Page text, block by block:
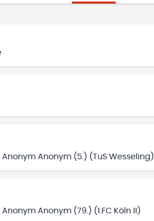
Anonym (5.) (TuS Wesseling)
Anonym (79.) (1.FC Köln II)